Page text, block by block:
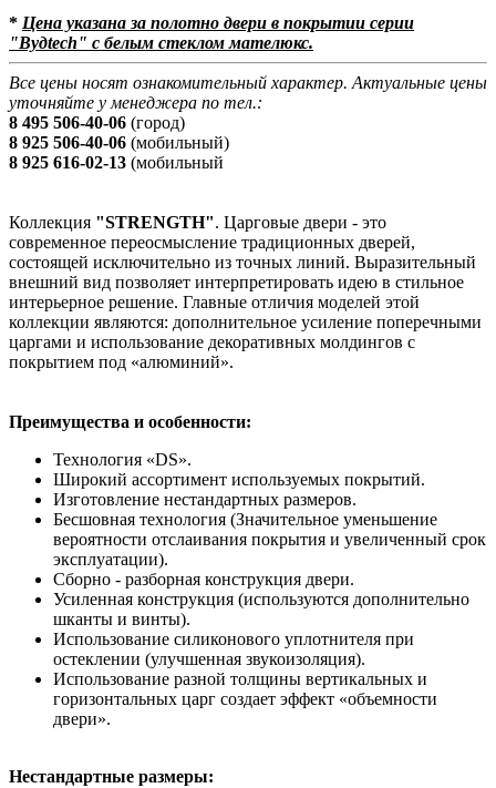
* Цена указана за полотно двери в покрытии серии
"Вудtech" с белым стеклом мателюкс.
Все цены носят ознакомительный характер. Актуальные цены
уточняйте у менеджера по тел.:
8 495 506-40-06 (город)
8 925 506-40-06 (мобильный)
8 925 616-02-13 (мобильный
Коллекция "STRENGTH". Царговые двери - это
современное переосмысление традиционных дверей,
состоящей исключительно из точных линий. Выразительный
внешний вид позволяет интерпретировать идею в стильное
интерьерное решение. Главные отличия моделей этой
коллекции являются: дополнительное усиление поперечными
царгами и использование декоративных молдингов с
покрытием под «алюминий».
Преимущества и особенности:
Технология «DS».
Широкий ассортимент используемых покрытий.
Изготовление нестандартных размеров.
Бесшовная технология (Значительное уменьшение
вероятности отслаивания покрытия и увеличенный срок
эксплуатации).
Сборно - разборная конструкция двери.
Усиленная конструкция (используются дополнительно
шканты и винты).
Использование силиконового уплотнителя при
остеклении (улучшенная звукоизоляция).
Использование разной толщины вертикальных и
горизонтальных царг создает эффект «объемности
двери».
Нестандартные размеры: